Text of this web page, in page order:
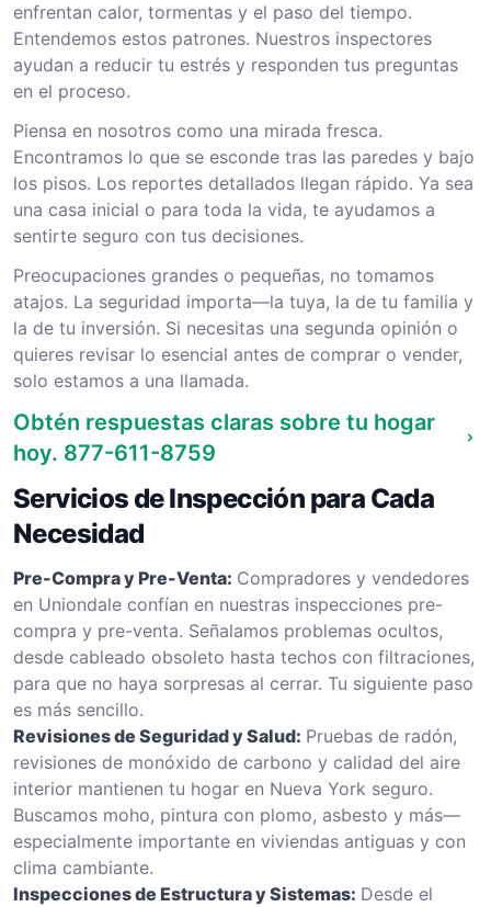
enfrentan calor, tormentas y el paso del tiempo.
Entendemos estos patrones. Nuestros inspectores
ayudan a reducir tu estrés y responden tus preguntas
en el proceso.
Piensa en nosotros como una mirada fresca.
Encontramos lo que se esconde tras las paredes y bajo
los pisos. Los reportes detallados llegan rápido. Ya sea
una casa inicial o para toda la vida, te ayudamos a
sentirte seguro con tus decisiones.
Preocupaciones grandes o pequeñas, no tomamos
atajos. La seguridad importa—la tuya, la de tu familia y
la de tu inversión. Si necesitas una segunda opinión o
quieres revisar lo esencial antes de comprar o vender,
solo estamos a una llamada.
Obtén respuestas claras sobre tu hogar
hoy. 877-611-8759
Servicios de Inspección para Cada
Necesidad
Pre-Compra y Pre-Venta: Compradores y vendedores
en Uniondale confían en nuestras inspecciones pre-
compra y pre-venta. Señalamos problemas ocultos,
desde cableado obsoleto hasta techos con filtraciones,
para que no haya sorpresas al cerrar. Tu siguiente paso
es más sencillo.
Revisiones de Seguridad y Salud: Pruebas de radón,
revisiones de monóxido de carbono y calidad del aire
interior mantienen tu hogar en Nueva York seguro.
Buscamos moho, pintura con plomo, asbesto y más—
especialmente importante en viviendas antiguas y con
clima cambiante.
Inspecciones de Estructura y Sistemas: Desde el